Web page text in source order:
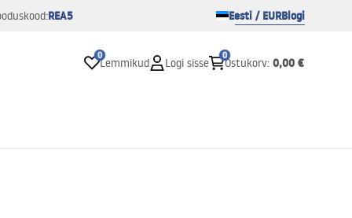
REA5 Eesti / EURBlogi
0
Lemmikud Logi sisse
0
Ostukorv: 0,00 €